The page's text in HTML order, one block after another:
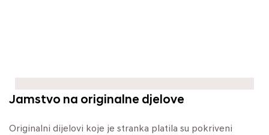
Jamstvo na originalne djelove
Originalni dijelovi koje je stranka platila su pokriveni